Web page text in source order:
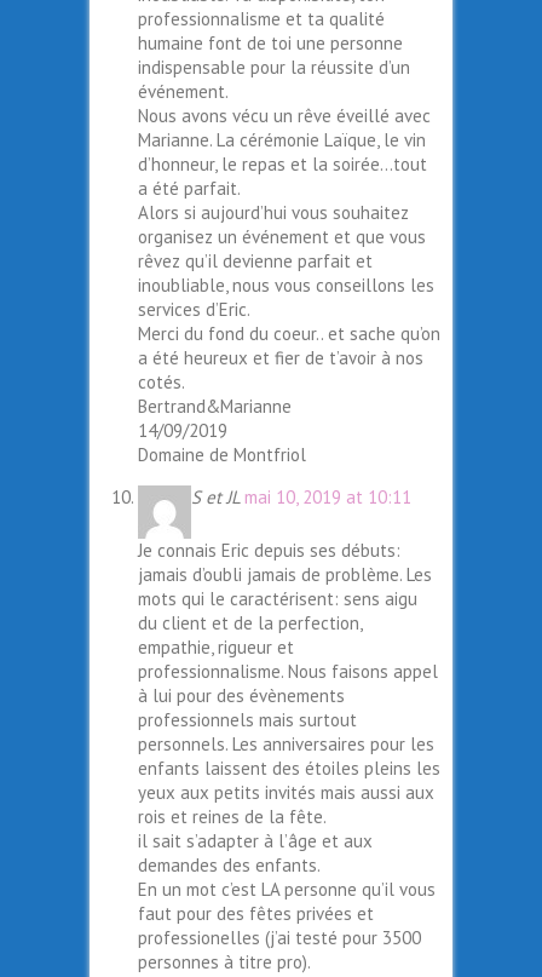
professionnalisme et ta qualité
humaine font de toi une personne
indispensable pour la réussite d’un
événement.
Nous avons vécu un rêve éveillé avec
Marianne. La cérémonie Laïque, le vin
d’honneur, le repas et la soirée…tout
a été parfait.
Alors si aujourd’hui vous souhaitez
organisez un événement et que vous
rêvez qu’il devienne parfait et
inoubliable, nous vous conseillons les
services d’Eric.
Merci du fond du coeur.. et sache qu’on
a été heureux et fier de t’avoir à nos
cotés.
Bertrand&Marianne
14/09/2019
Domaine de Montfriol
S et JL mai 10, 2019 at 10:11
Je connais Eric depuis ses débuts:
jamais d’oubli jamais de problème. Les
mots qui le caractérisent: sens aigu
du client et de la perfection,
empathie, rigueur et
professionnalisme. Nous faisons appel
à lui pour des évènements
professionnels mais surtout
personnels. Les anniversaires pour les
enfants laissent des étoiles pleins les
yeux aux petits invités mais aussi aux
rois et reines de la fête.
il sait s’adapter à l’âge et aux
demandes des enfants.
En un mot c’est LA personne qu’il vous
faut pour des fêtes privées et
professionelles (j’ai testé pour 3500
personnes à titre pro).